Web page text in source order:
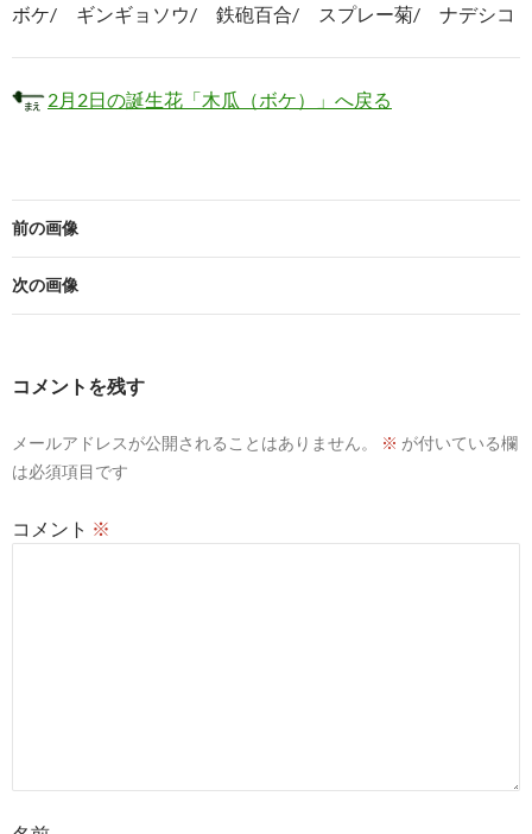
ボケ/ ギンギョソウ/ 鉄砲百合/ スプレー菊/ ナデシコ
2月2日の誕生花「木瓜（ボケ）」へ戻る
前の画像
次の画像
コメントを残す
メールアドレスが公開されることはありません。 ※ が付いている欄
は必須項目です
コメント ※